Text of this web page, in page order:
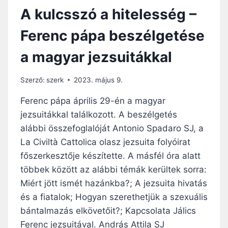
G
O
N
”
—
V
É
I
E
D
U
A
D
C
O
N
O
N
Á
D
K
P
O
C
A
S
T
B
:
„
A
A
P
A kulcsszó a hitelesség –
Ferenc pápa beszélgetése
a magyar jezsuitákkal
Szerző: szerk 2023. május 9.
Ferenc pápa április 29-én a magyar
jezsuitákkal találkozott. A beszélgetés
alábbi összefoglalóját Antonio Spadaro SJ, a
La Civiltà Cattolica olasz jezsuita folyóirat
főszerkesztője készítette. A másfél óra alatt
többek között az alábbi témák kerültek sorra:
Miért jött ismét hazánkba?; A jezsuita hivatás
és a fiatalok; Hogyan szerethetjük a szexuális
bántalmazás elkövetőit?; Kapcsolata Jálics
Ferenc jezsuitával. András Attila SJ